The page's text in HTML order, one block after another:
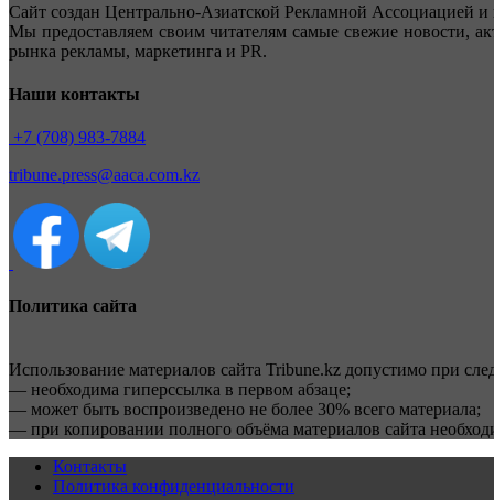
Сайт создан Центрально-Азиатской Рекламной Ассоциацией
Мы предоставляем своим читателям самые свежие новости,
рынка рекламы, маркетинга и PR.
Наши контакты
+7 (708) 983-7884
tribune.press@aaca.com.kz
Политика сайта
Использование материалов сайта Tribune.kz допустимо при
— необходима гиперссылка в первом абзаце;
— может быть воспроизведено не более 30% всего материала;
— при копировании полного объёма материалов сайта
Контакты
Политика конфиденциальности